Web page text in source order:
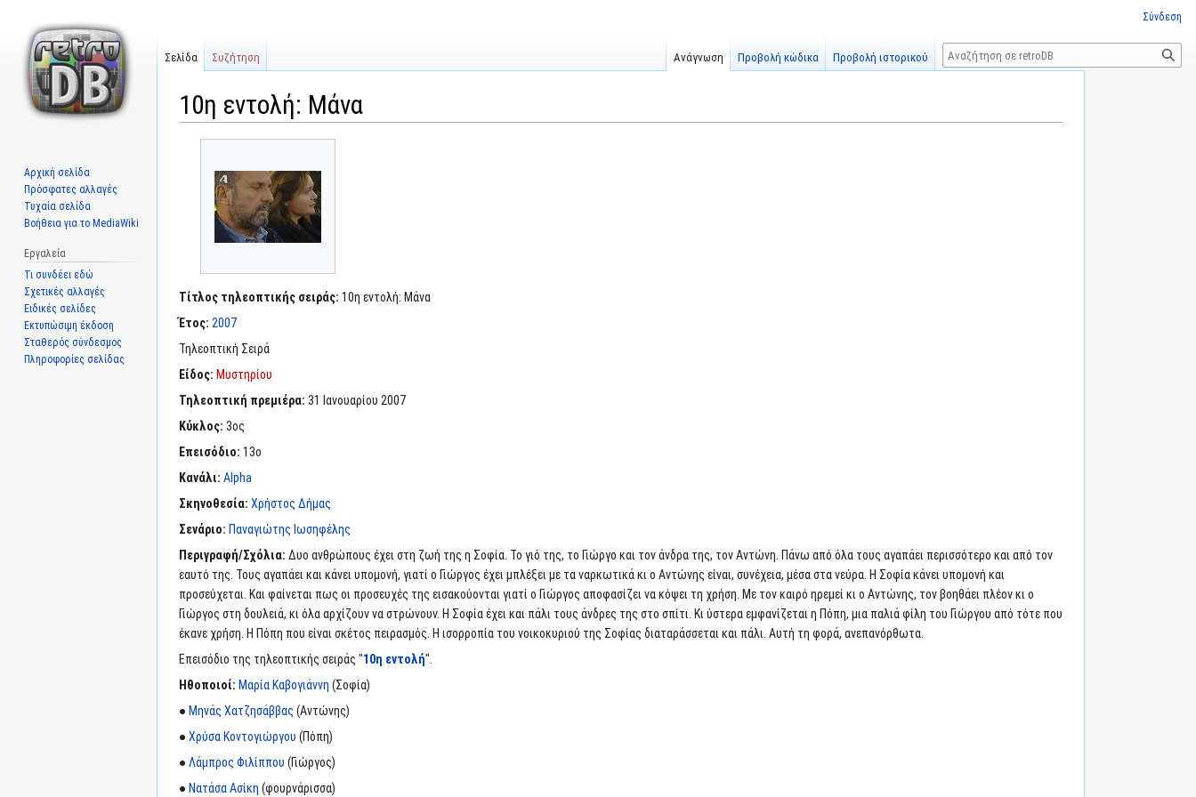
10η εντολή: Μάνα
πλοήγηση
αναζήτηση
Τίτλος τηλεοπτικής σειράς: 10η εντολή: Μάνα
Έτος: 2007
Τηλεοπτική Σειρά
Είδος: Μυστηρίου
Τηλεοπτική πρεμιέρα: 31 Ιανουαρίου 2007
Κύκλος: 3ος
Επεισόδιο: 13ο
Κανάλι: Alpha
Σκηνοθεσία: Χρήστος Δήμας
Σενάριο: Παναγιώτης Ιωσηφέλης
Περιγραφή/Σχόλια: Δυο ανθρώπους έχει στη ζωή της η Σοφία. Το γιό της, το Γιώργο και τον άνδρα της, τον Αντώνη. Πάνω από όλα τους αγαπάει περισσότερο και από τον
εαυτό της. Τους αγαπάει και κάνει υπομονή, γιατί ο Γιώργος έχει μπλέξει με τα ναρκωτικά κι ο Αντώνης είναι, συνέχεια, μέσα στα νεύρα. Η Σοφία κάνει υπομονή και
προσεύχεται. Και φαίνεται πως οι προσευχές της εισακούονται γιατί ο Γιώργος αποφασίζει να κόψει τη χρήση. Με τον καιρό ηρεμεί κι ο Αντώνης, τον βοηθάει πλέον κι ο
Γιώργος στη δουλειά, κι όλα αρχίζουν να στρώνουν. Η Σοφία έχει και πάλι τους άνδρες της στο σπίτι. Κι ύστερα εμφανίζεται η Πόπη, μια παλιά φίλη του Γιώργου από τότε που
έκανε χρήση. Η Πόπη που είναι σκέτος πειρασμός. Η ισορροπία του νοικοκυριού της Σοφίας διαταράσσεται και πάλι. Αυτή τη φορά, ανεπανόρθωτα.
Επεισόδιο της τηλεοπτικής σειράς "10η εντολή".
Ηθοποιοί: Μαρία Καβογιάννη (Σοφία)
● Μηνάς Χατζησάββας (Αντώνης)
● Χρύσα Κοντογιώργου (Πόπη)
● Λάμπρος Φιλίππου (Γιώργος)
● Νατάσα Ασίκη (φουρνάρισσα)
Σύνδεση
Σελίδα Συζήτηση Ανάγνωση Προβολή κώδικα Προβολή ιστορικού
Αναζήτηση
Αρχική σελίδα
Πρόσφατες αλλαγές
Τυχαία σελίδα
Βοήθεια για το MediaWiki
Εργαλεία
Τι συνδέει εδώ
Σχετικές αλλαγές
Ειδικές σελίδες
Εκτυπώσιμη έκδοση
Σταθερός σύνδεσμος
Πληροφορίες σελίδας